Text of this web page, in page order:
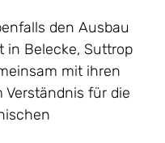
den Ausbau
in Belecke, Suttrop
mit ihren
für die